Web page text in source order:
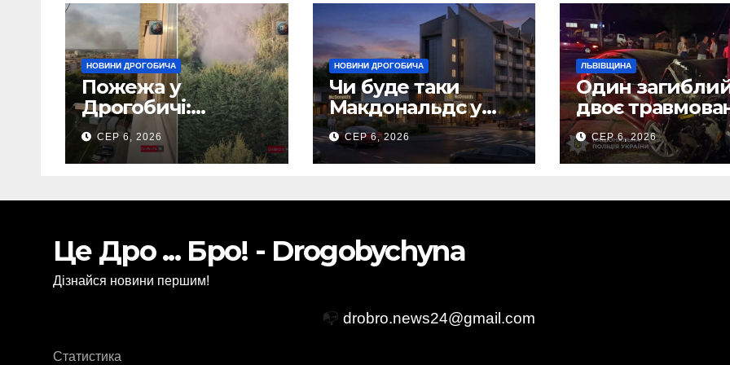
НОВИНИ ДРОГОБИЧА
Пожежа у
Дрогобичі:
Повідомляють що
горіло 5 гаражів
(Відео)
СЕР 6, 2026
НОВИНИ ДРОГОБИЧА
Чи буде таки
Макдональдс у
Дрогобичі? (Фото)
СЕР 6, 2026
ЛЬВІВЩИНА
Один
двоє
внаслідок ДТП
Самбірщині
СЕР 6, 2026
Це Дро ... Бро! - Drogobychyna
Дізнайся новини першим!
📭 drobro.news24@gmail.com
Статистика